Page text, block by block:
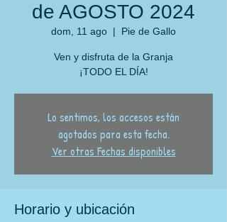
de AGOSTO 2024
dom, 11 ago
  |
Pie de Gallo
Ven y disfruta de la Granja
¡TODO EL DÍA!
Lo sentimos, los accesos están
agotados para esta fecha.
Ver otras Fechas disponibles
Horario y ubicación